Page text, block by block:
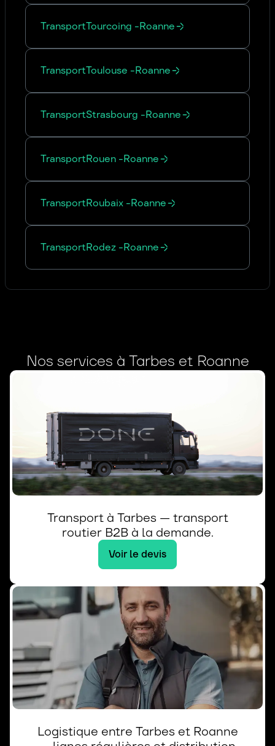
TransportTourcoing -Roanne
TransportToulouse -Roanne
TransportStrasbourg -Roanne
TransportRouen -Roanne
TransportRoubaix -Roanne
TransportRodez -Roanne
Nos services à Tarbes et Roanne
Transport à Tarbes — transport
routier B2B à la demande.
Voir le devis
Logistique entre Tarbes et Roanne